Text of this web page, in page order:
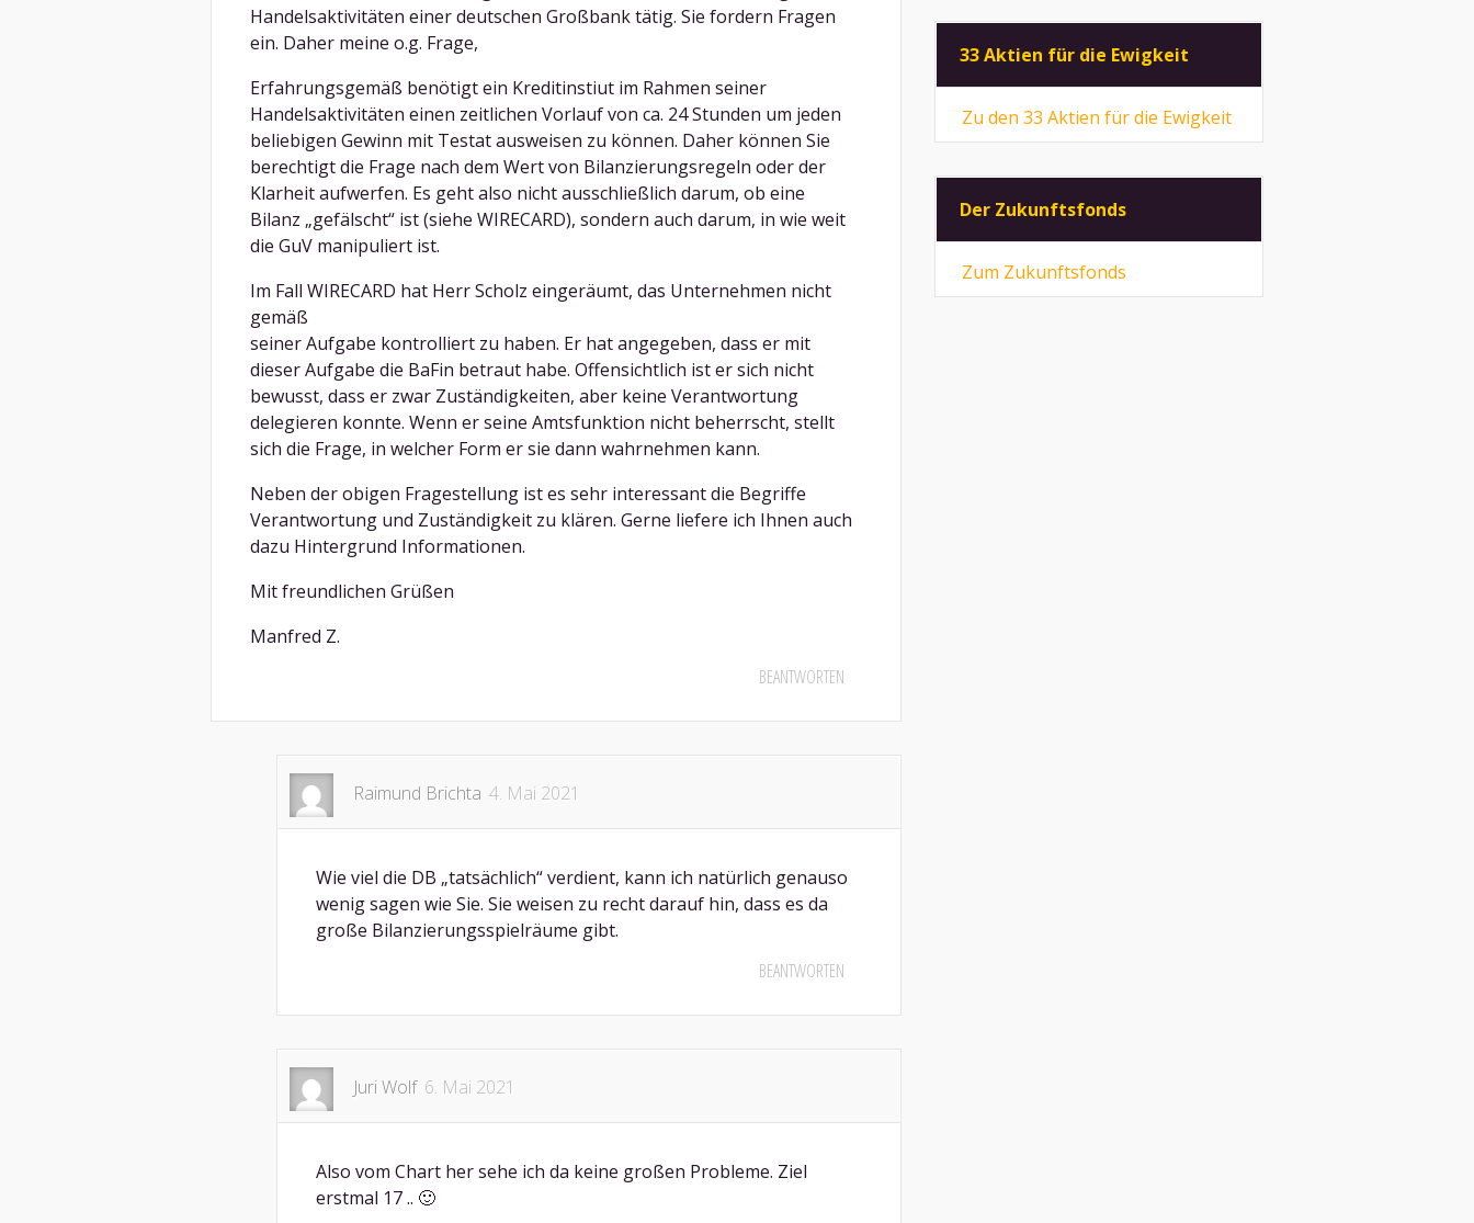
Handelsaktivitäten einer deutschen Großbank tätig. Sie fordern Fragen
ein. Daher meine o.g. Frage,
Erfahrungsgemäß benötigt ein Kreditinstiut im Rahmen seiner
Handelsaktivitäten einen zeitlichen Vorlauf von ca. 24 Stunden um jeden
beliebigen Gewinn mit Testat ausweisen zu können. Daher können Sie
berechtigt die Frage nach dem Wert von Bilanzierungsregeln oder der
Klarheit aufwerfen. Es geht also nicht ausschließlich darum, ob eine
Bilanz „gefälscht“ ist (siehe WIRECARD), sondern auch darum, in wie weit
die GuV manipuliert ist.
Im Fall WIRECARD hat Herr Scholz eingeräumt, das Unternehmen nicht
gemäß
seiner Aufgabe kontrolliert zu haben. Er hat angegeben, dass er mit
dieser Aufgabe die BaFin betraut habe. Offensichtlich ist er sich nicht
bewusst, dass er zwar Zuständigkeiten, aber keine Verantwortung
delegieren konnte. Wenn er seine Amtsfunktion nicht beherrscht, stellt
sich die Frage, in welcher Form er sie dann wahrnehmen kann.
Neben der obigen Fragestellung ist es sehr interessant die Begriffe
Verantwortung und Zuständigkeit zu klären. Gerne liefere ich Ihnen auch
dazu Hintergrund Informationen.
Mit freundlichen Grüßen
Manfred Z.
BEANTWORTEN
Raimund Brichta 4. Mai 2021
Wie viel die DB „tatsächlich“ verdient, kann ich natürlich genauso
wenig sagen wie Sie. Sie weisen zu recht darauf hin, dass es da
große Bilanzierungsspielräume gibt.
BEANTWORTEN
Juri Wolf 6. Mai 2021
Also vom Chart her sehe ich da keine großen Probleme. Ziel
erstmal 17 .. 🙂
33 Aktien für die Ewigkeit
Zu den 33 Aktien für die Ewigkeit
Der Zukunftsfonds
Zum Zukunftsfonds